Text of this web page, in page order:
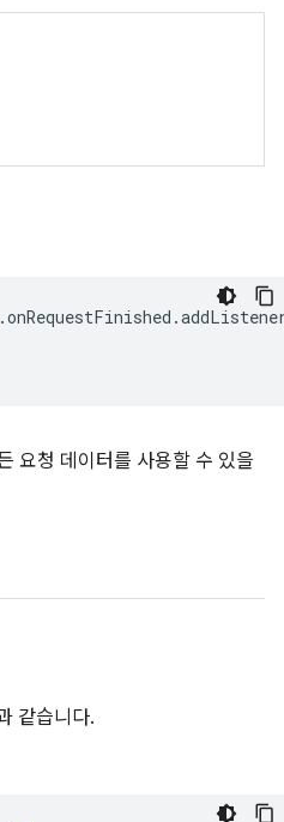
.onRequestFinished .
요청 데이터를 사용할 수 있을
같습니다.